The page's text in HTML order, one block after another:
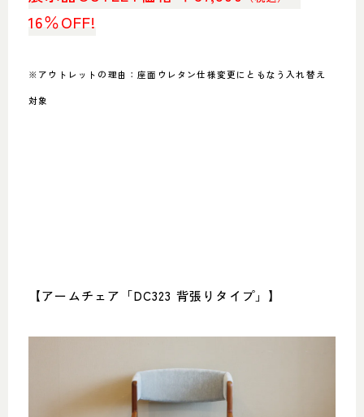
16％OFF!
※アウトレットの理由：座面ウレタン仕様変更にともなう入れ替え
対象
【アームチェア「DC323 背張りタイプ」】